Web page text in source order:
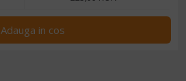
Adauga in cos